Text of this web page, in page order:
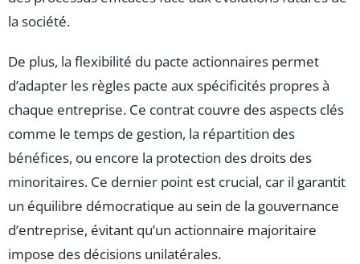
la société.
De plus, la flexibilité du pacte actionnaires permet
d’adapter les règles pacte aux spécificités propres à
chaque entreprise. Ce contrat couvre des aspects clés
comme le temps de gestion, la répartition des
bénéfices, ou encore la protection des droits des
minoritaires. Ce dernier point est crucial, car il garantit
un équilibre démocratique au sein de la gouvernance
d’entreprise, évitant qu’un actionnaire majoritaire
impose des décisions unilatérales.